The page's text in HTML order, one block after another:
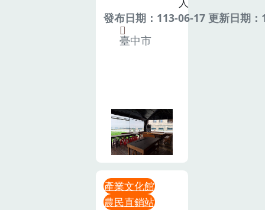
發布日期：113-06-17 更新日期
臺中市
產業文化館
農民直銷站